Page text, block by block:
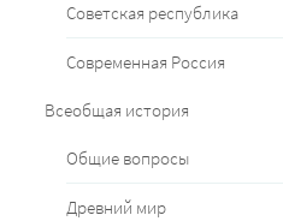
Советская республика
Современная Россия
Всеобщая история
Общие вопросы
Древний мир